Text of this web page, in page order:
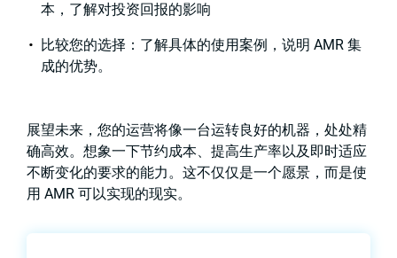
本，了解对投资回报的影响
比较您的选择：了解具体的使用案例，说明 AMR 集
成的优势。
展望未来，您的运营将像一台运转良好的机器，处处精
确高效。想象一下节约成本、提高生产率以及即时适应
不断变化的要求的能力。这不仅仅是一个愿景，而是使
用 AMR 可以实现的现实。